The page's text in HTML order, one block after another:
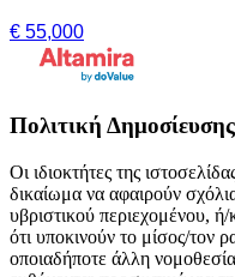
€ 55,000
Πολιτική
Οι ιδιοκτήτες της
δικαίωμα να αφαιρούν
υβριστικού περιεχομένου,
ότι υποκινούν το μίσος/τον
οποιαδήποτε άλλη